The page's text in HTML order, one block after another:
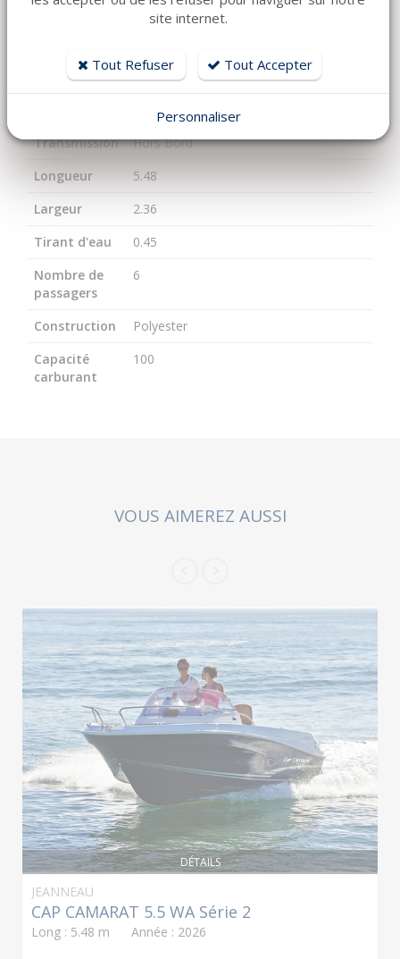
2026
Carburant
Essence
Moteur
PACKAGE JEANNEAU YAMAHA - F100
LB commande mécaniq
Transmission
Hors Bord
Longueur
5.48
Largeur
2.36
Tirant d'eau
0.45
Nombre de
passagers
6
Construction
Polyester
Capacité
carburant
100
VOUS AIMEREZ AUSSI
DÉTAILS
JEANNEAU
CAP CAMARAT 5.5 WA Série 2
Long : 5.48 m Année : 2026
site internet.
Tout Refuser Tout Accepter
Personnaliser